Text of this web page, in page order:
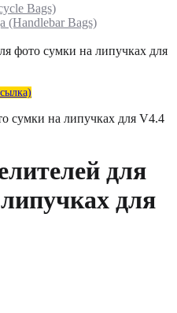
Bags)
(Handlebar Bags)
фото сумки на липучках для
сумки на липучках для V4.4
для
для